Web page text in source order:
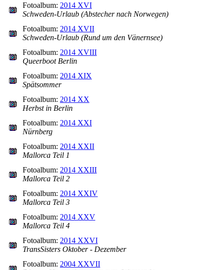
Fotoalbum: 2014 XVI
Schweden-Urlaub (Abstecher nach Norwegen)
Fotoalbum: 2014 XVII
Schweden-Urlaub (Rund um den Vänernsee)
Fotoalbum: 2014 XVIII
Queerboot Berlin
Fotoalbum: 2014 XIX
Spätsommer
Fotoalbum: 2014 XX
Herbst in Berlin
Fotoalbum: 2014 XXI
Nürnberg
Fotoalbum: 2014 XXII
Mallorca Teil 1
Fotoalbum: 2014 XXIII
Mallorca Teil 2
Fotoalbum: 2014 XXIV
Mallorca Teil 3
Fotoalbum: 2014 XXV
Mallorca Teil 4
Fotoalbum: 2014 XXVI
TransSisters Oktober - Dezember
Fotoalbum: 2004 XXVII